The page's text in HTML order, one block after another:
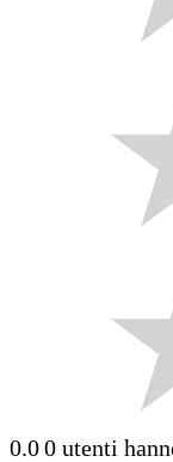
0.00 utenti